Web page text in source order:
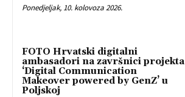
Ponedjeljak, 10. kolovoza 2026.
FOTO Hrvatski digitalni
ambasadori na završnici projekta
‘Digital Communication
Makeover powered by GenZ’ u
Poljskoj